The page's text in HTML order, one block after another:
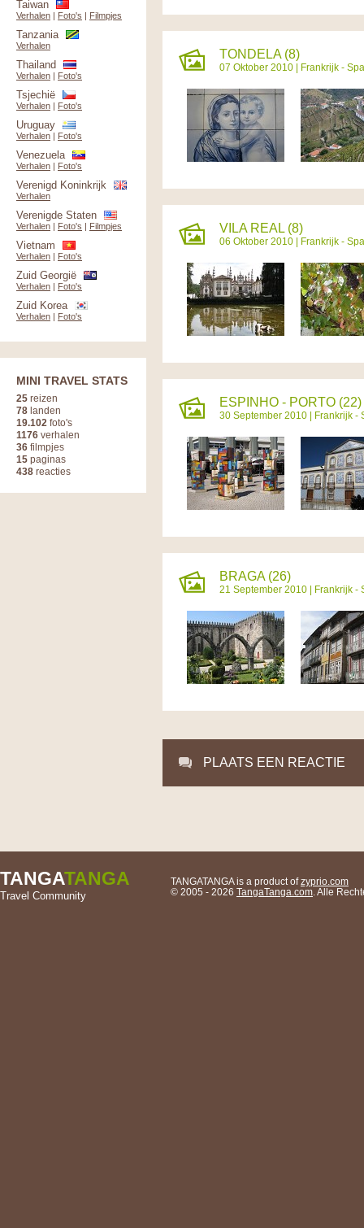
TONDELA (8)
07 Oktober 2010 | Frankrijk -
VILA REAL (8)
06 Oktober 2010 | Frankrijk -
ESPINHO - PORTO (22)
30 September 2010 | Frankrijk -
BRAGA (26)
21 September 2010 | Frankrijk -
PLAATS EEN REACTIE
Taiwan
Verhalen | Foto's | Filmpjes
Tanzania
Verhalen
Thailand
Verhalen | Foto's
Tsjechië
Verhalen | Foto's
Uruguay
Verhalen | Foto's
Venezuela
Verhalen | Foto's
Verenigd Koninkrijk
Verhalen
Verenigde Staten
Verhalen | Foto's | Filmpjes
Vietnam
Verhalen | Foto's
Zuid Georgië
Verhalen | Foto's
Zuid Korea
Verhalen | Foto's
MINI TRAVEL STATS
25 reizen
78 landen
19.102 foto's
1176 verhalen
36 filmpjes
15 paginas
438 reacties
TANGATANGA
Travel Community
TANGATANGA is a product ofzyprio.com
© 2005 - 2026 TangaTanga.com . Alle